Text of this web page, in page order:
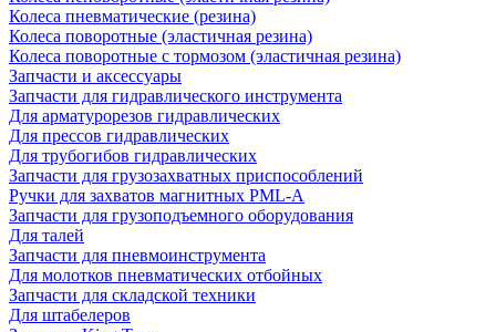
Колеса пневматические (резина)
Колеса поворотные (эластичная резина)
Колеса поворотные c тормозом (эластичная резина)
Запчасти и аксессуары
Запчасти для гидравлического инструмента
Для арматурорезов гидравлических
Для прессов гидравлических
Для трубогибов гидравлических
Запчасти для грузозахватных приспособлений
Ручки для захватов магнитных PML-A
Запчасти для грузоподъемного оборудования
Для талей
Запчасти для пневмоинструмента
Для молотков пневматических отбойных
Запчасти для складской техники
Для штабелеров